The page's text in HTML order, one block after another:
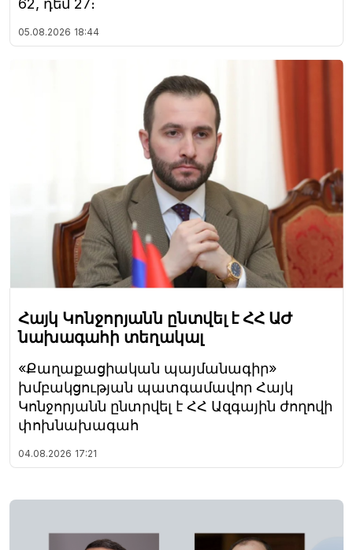
62, դեմ 27։
05.08.2026 18:44
Հայկ Կոնջորյանն ընտվել է ՀՀ ԱԺ
նախագահի տեղակալ
«Քաղաքացիական պայմանագիր»
խմբակցության պատգամավոր Հայկ
Կոնջորյանն ընտրվել է ՀՀ Ազգային ժողովի
փոխնախագահ
04.08.2026 17:21